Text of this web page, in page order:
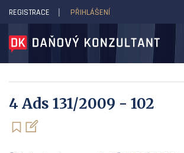
DAŇOVÝ KONZULTANT
REGISTRACE PŘIHLÁŠENÍ
4 Ads 131/2009 - 102